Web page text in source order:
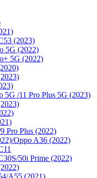
(2023)
5G (2022)
5G (2022)
5G /11 Pro Plus 5G (2023)
Pro Plus (2022)
Oppo A36 (2022)
50i Prime (2022)
A55 (2021)